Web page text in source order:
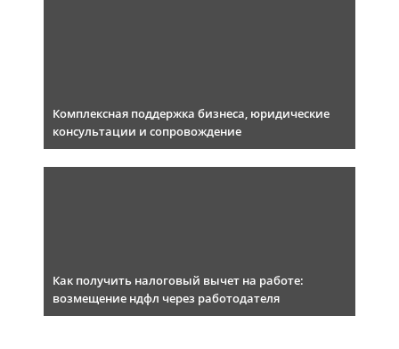
Комплексная поддержка бизнеса, юридические
консультации и сопровождение
Как получить налоговый вычет на работе:
возмещение ндфл через работодателя